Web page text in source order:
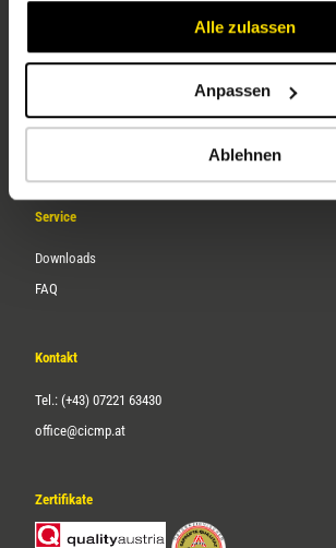
Alle zulassen
Anpassen
Ablehnen
Über uns
Service
Downloads
FAQ
Kontakt
Tel.: (+43) 07221 63430
office@cicmp.at
Zertifikate